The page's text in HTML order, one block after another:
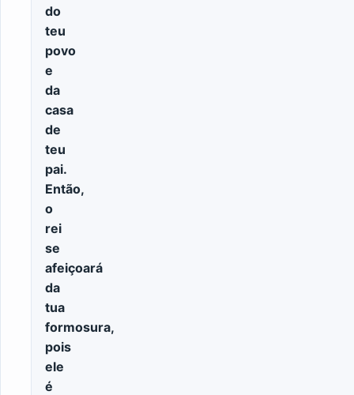
do
teu
povo
e
da
casa
de
teu
pai.
Então,
o
rei
se
afeiçoará
da
tua
formosura,
pois
ele
é